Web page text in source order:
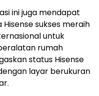
ini juga mendapat
Hisense sukses meraih
untuk
rumah
status Hisense
layar berukuran